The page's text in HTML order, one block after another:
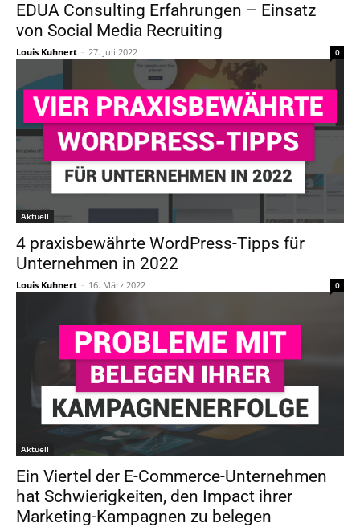
EDUA Consulting Erfahrungen – Einsatz
von Social Media Recruiting
Louis Kuhnert - 27. Juli 2022 0
Aktuell
4 praxisbewährte WordPress-Tipps für
Unternehmen in 2022
Louis Kuhnert - 16. März 2022 0
Aktuell
Ein Viertel der E-Commerce-Unternehmen
hat Schwierigkeiten, den Impact ihrer
Marketing-Kampagnen zu belegen